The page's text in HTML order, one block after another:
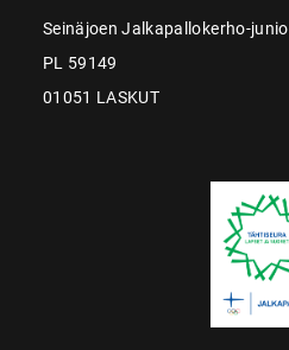
Seinäjoen Jalkapallokerho-
PL 59149
01051 LASKUT